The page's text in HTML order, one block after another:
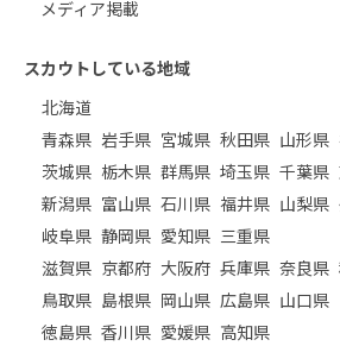
メディア掲載
スカウトしている地域
北海道
青森県 岩手県 宮城県 秋田県 山形県
茨城県 栃木県 群馬県 埼玉県 千葉県
新潟県 富山県 石川県 福井県 山梨県
岐阜県 静岡県 愛知県 三重県
滋賀県 京都府 大阪府 兵庫県 奈良県
鳥取県 島根県 岡山県 広島県 山口県
徳島県 香川県 愛媛県 高知県